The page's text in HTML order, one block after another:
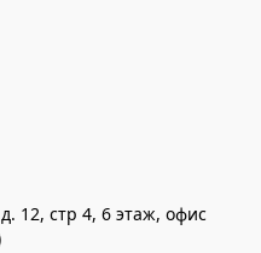
12, стр 4, 6 этаж, офис